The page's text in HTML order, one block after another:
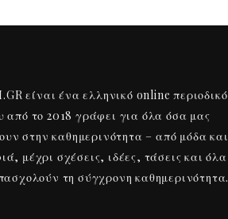
είναι ένα ελληνικό online περιοδικό
από το 2018 γράφει για όλα όσα μας
στην καθημερινότητα – από μόδα και
μέχρι σχέσεις, ιδέες, τάσεις και όλα
τη σύγχρονη καθημερινότητα.